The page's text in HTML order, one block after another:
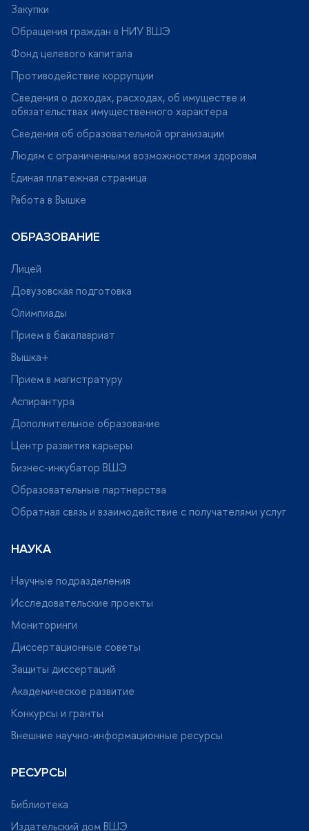
Закупки
Обращения граждан в НИУ ВШЭ
Фонд целевого капитала
Противодействие коррупции
Сведения о доходах, расходах, об имуществе и
обязательствах имущественного характера
Сведения об образовательной организации
Людям с ограниченными возможностями здоровья
Единая платежная страница
Работа в Вышке
ОБРАЗОВАНИЕ
Лицей
Довузовская подготовка
Олимпиады
Прием в бакалавриат
ышка+
Прием в магистратуру
Аспирантура
Дополнительное образование
Центр развития карьеры
Бизнес-инкубатор ВШЭ
Образовательные партнерства
Обратная связь и взаимодействие с получателями услу
НАУКА
Научные подразделения
Исследовательские проекты
Мониторинги
Диссертационные советы
Защиты диссертаций
Академическое развитие
Конкурсы и гранты
нешние научно-информационные ресурсы
РЕСУРСЫ
Библиотека
Издательский дом ВШЭ